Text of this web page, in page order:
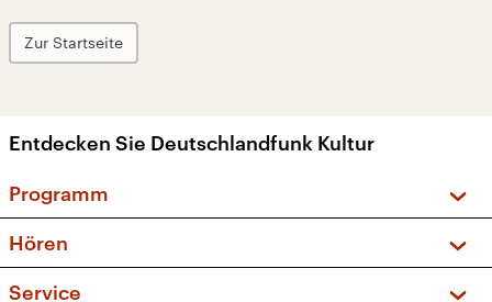
Zur Startseite
Entdecken Sie Deutschlandfunk Kultur
Programm
Sendungen und Podcasts
Hören
Service